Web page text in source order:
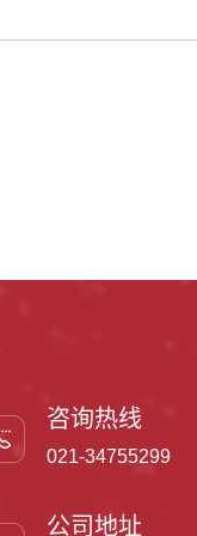
咨询热线
021-34755299
公司地址